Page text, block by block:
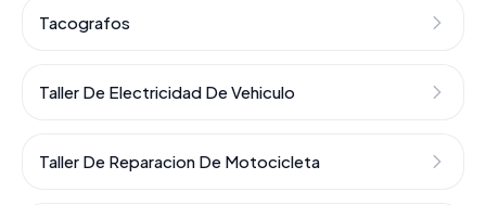
Tacografos
Taller De Electricidad De Vehiculo
Taller De Reparacion De Motocicleta